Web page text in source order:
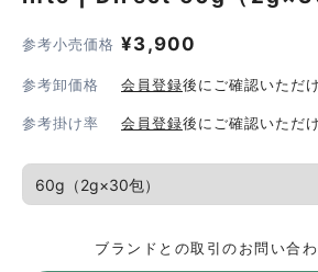
参考小売価格 ¥3,900
参考卸価格 会員登録後にご確認いただ
参考掛け率 会員登録後にご確認いただ
ブランドとの取引のお問い合